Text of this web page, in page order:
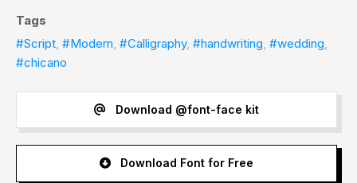
Tags
#Script, #Modern, #Calligraphy, #handwriting, #wedding,
#chicano
Download @font-face kit
Download Font for Free